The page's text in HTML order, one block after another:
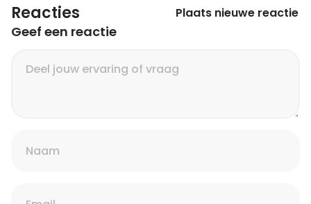
Reacties Plaats nieuwe reactie
Geef een reactie